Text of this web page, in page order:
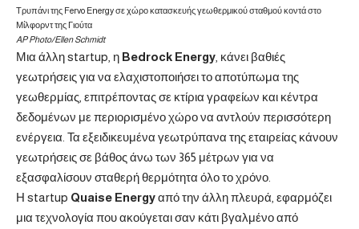
Τρυπάνι της Fervo Energy σε χώρο κατασκευής γεωθερμικού σταθμού κοντά στο
Μίλφορντ της Γιούτα
AP Photo/Ellen Schmidt
Μια άλλη startup, η Bedrock Energy , κάνει βαθιές
γεωτρήσεις για να ελαχιστοποιήσει το αποτύπωμα της
γεωθερμίας, επιτρέποντας σε κτίρια γραφείων και κέντρα
δεδομένων με περιορισμένο χώρο να αντλούν περισσότερη
ενέργεια. Τα εξειδικευμένα γεωτρύπανα της εταιρείας κάνουν
γεωτρήσεις σε βάθος άνω των 365 μέτρων για να
εξασφαλίσουν σταθερή θερμότητα όλο το χρόνο.
Η startup Quaise Energyαπό την άλλη πλευρά, εφαρμόζει
μια τεχνολογία που ακούγεται σαν κάτι βγαλμένο από